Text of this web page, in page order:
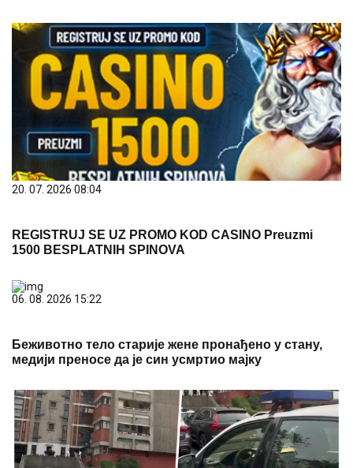
20. 07. 2026 08:04
REGISTRUJ SE UZ PROMO KOD CASINO Preuzmi
1500 BESPLATNIH SPINOVA
06. 08. 2026 15:22
Беживотно тело старије жене пронађено у стану,
медији преносе да је син усмртио мајку